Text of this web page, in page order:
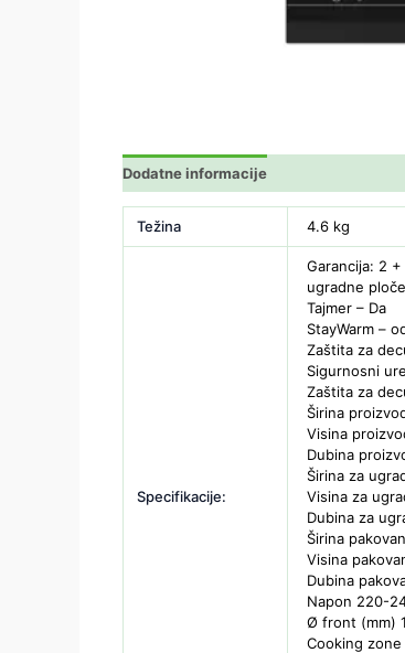
Dodatne informacije
Težina 4.6 kg
Specifikacije:
Garancija: 2
ugradne
Tajmer – Da
StayWarm –
Zaštita za
Sigurnosni
Zaštita za
Širina
Visina
Dubina
Širina za
Visina za
Dubina za
Širina
Visina
Dubina
Napon 220-
Ø front (mm)
Cooking